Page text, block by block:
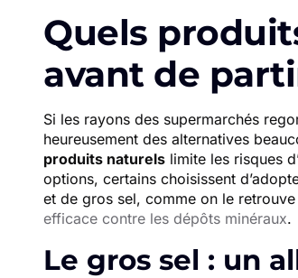
Quels
avant de
Si les rayons des supermarchés
heureusement des alternatives
produits naturels limite les risques
options, certains choisissent
et de gros sel, comme on le
efficace contre les dépôts minéraux.
Le gros sel : un